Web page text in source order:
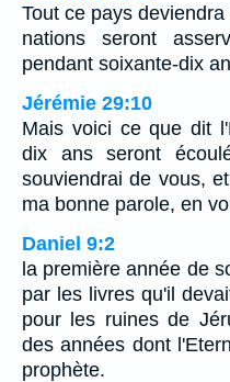
Tout ce pays
nations seront
pendant soixante-dix
Jérémie 29:10
Mais voici ce que dit
dix ans seront
souviendrai de vous,
ma bonne parole, en
Daniel 9:2
la première année de
par les livres qu'il
pour les ruines de
des années dont
prophète.